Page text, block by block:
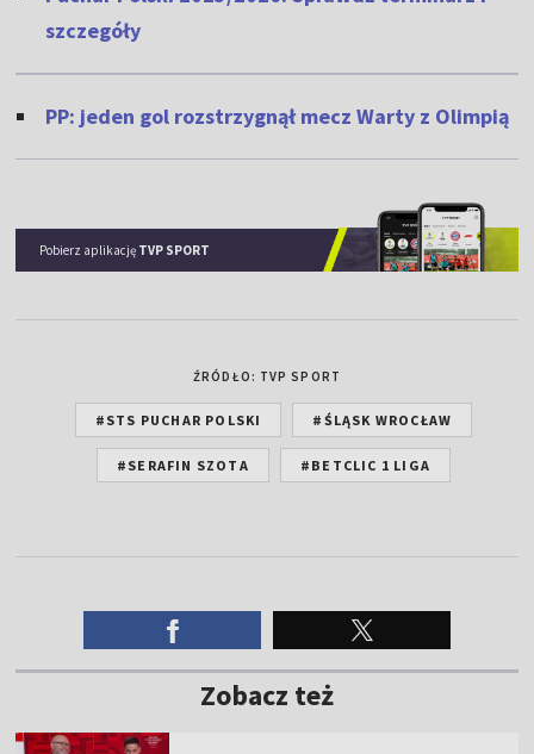
szczegóły
PP: jeden gol rozstrzygnął mecz Warty z Olimpią
Pobierz aplikację TVP SPORT
ŹRÓDŁO: TVP SPORT
#STS PUCHAR POLSKI #ŚLĄSK WROCŁAW
#SERAFIN SZOTA #BETCLIC 1 LIGA
Zobacz też